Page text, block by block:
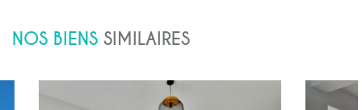
NOS BIENS SIMILAIRES